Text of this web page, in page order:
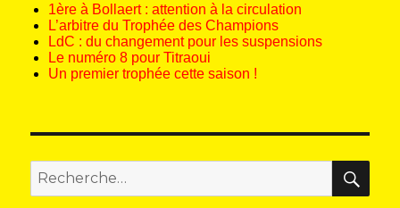
1ère à Bollaert : attention à la circulation
L’arbitre du Trophée des Champions
LdC : du changement pour les suspensions
Le numéro 8 pour Titraoui
Un premier trophée cette saison !
pour
: